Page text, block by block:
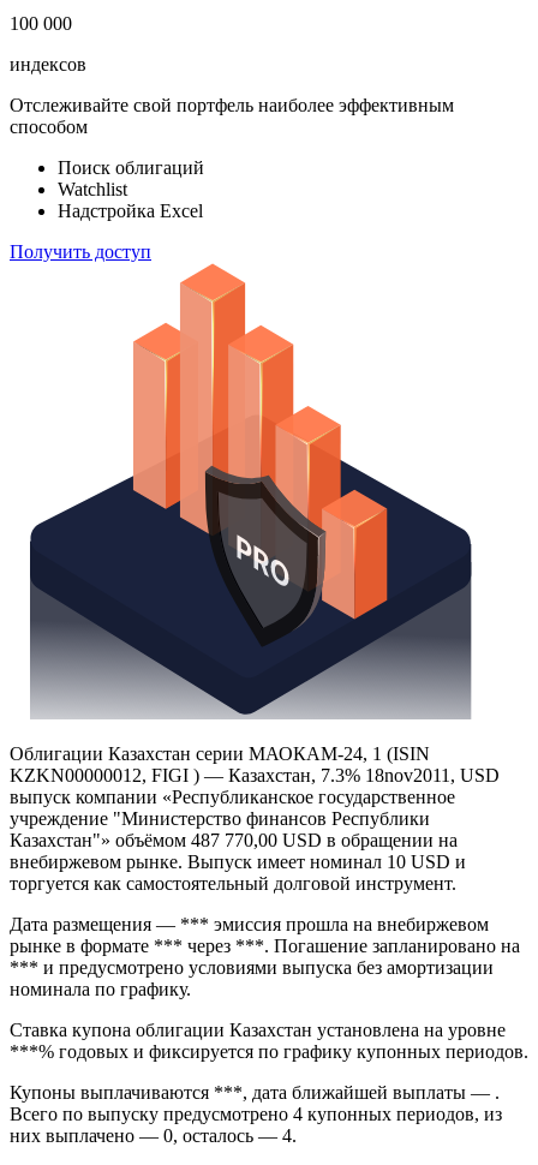
100 000
индексов
Отслеживайте свой портфель наиболее эффективным
способом
Поиск облигаций
Watchlist
Надстройка Excel
Получить доступ
Облигации Казахстан серии МАОКАМ-24, 1 (ISIN
KZKN00000012, FIGI ) — Казахстан, 7.3% 18nov2011, USD
выпуск компании «Республиканское государственное
учреждение "Министерство финансов Республики
Казахстан"» объёмом 487 770,00 USD в обращении на
внебиржевом рынке. Выпуск имеет номинал 10 USD и
торгуется как самостоятельный долговой инструмент.
Дата размещения — *** эмиссия прошла на внебиржевом
рынке в формате *** через ***. Погашение запланировано на
*** и предусмотрено условиями выпуска без амортизации
номинала по графику.
Ставка купона облигации Казахстан установлена на уровне
***% годовых и фиксируется по графику купонных периодов.
Купоны выплачиваются ***, дата ближайшей выплаты — .
Всего по выпуску предусмотрено 4 купонных периодов, из
них выплачено — 0, осталось — 4.